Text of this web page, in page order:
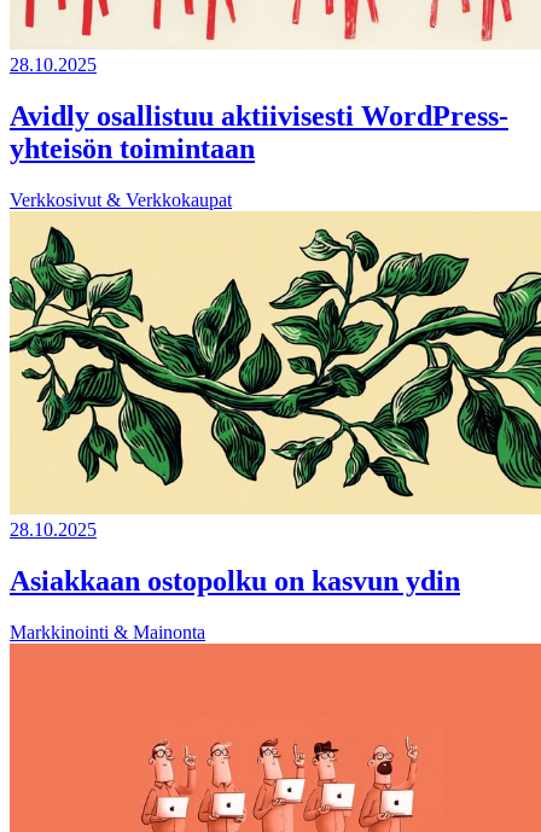
28.10.2025
Avidly osallistuu aktiivisesti WordPress-
yhteisön toimintaan
Verkkosivut & Verkkokaupat
28.10.2025
Asiakkaan ostopolku on kasvun ydin
Markkinointi & Mainonta